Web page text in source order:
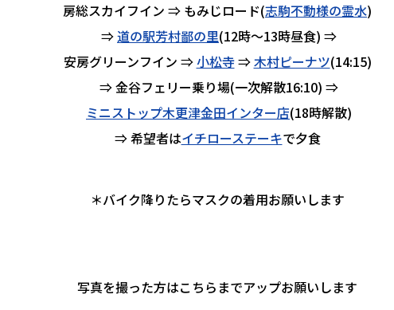
房総スカイフイン ⇒ もみじロード(志駒不動様の霊水)
⇒道の駅芳村鄙の里(12時～13時昼食) ⇒
安房グリーンフイン ⇒小松寺⇒木村ピーナツ(14:15)
⇒ 金谷フェリー乗り場(一次解散16:10) ⇒
ミニストップ木更津金田インター店(18時解散)
⇒ 希望者はイチローステーキで夕食
＊バイク降りたらマスクの着用お願いします
写真を撮った方はこちらまでアップお願いします